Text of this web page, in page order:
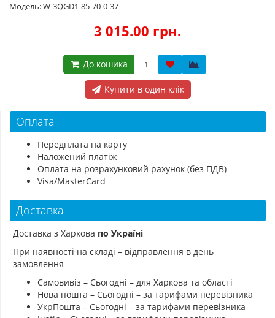
Модель: W-3QGD1-85-70-0-37
3 015.00 грн.
До кошика
Купити в один клік
Оплата
Передплата на карту
Наложений платіж
Оплата на розрахунковий рахунок (без ПДВ)
Visa/MasterCard
Доставка
Доставка з Харкова по Україні
При наявності на складі – відправлення в день
замовлення
Самовивіз – Сьогодні – для Харкова та області
Нова пошта – Сьогодні – за тарифами перевізника
УкрПошта – Сьогодні – за тарифами перевізника